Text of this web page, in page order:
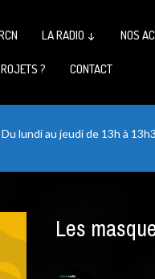
LA RADIO ↓ NOS
? CONTACT
Du lundi au jeudi de 13h à
Les